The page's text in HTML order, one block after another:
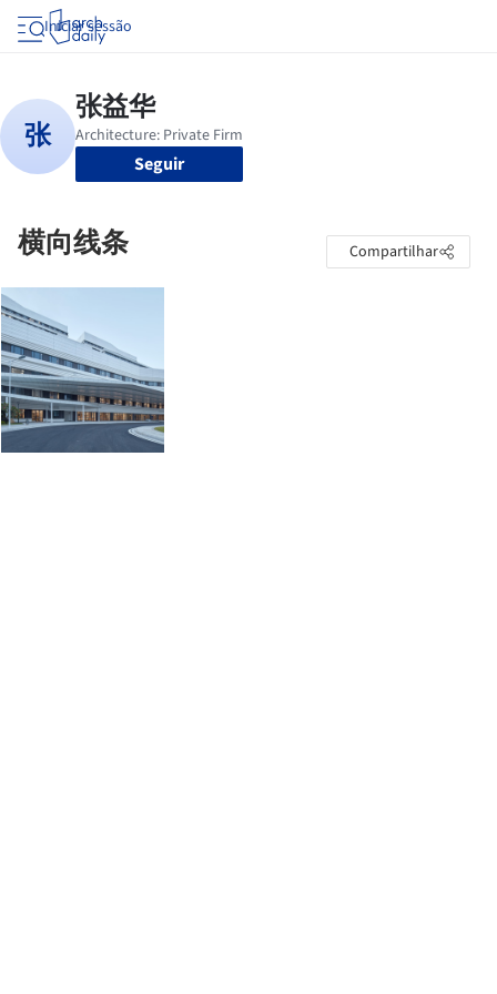
Iniciar sessão
Seguir
横向线条 Compartilhar